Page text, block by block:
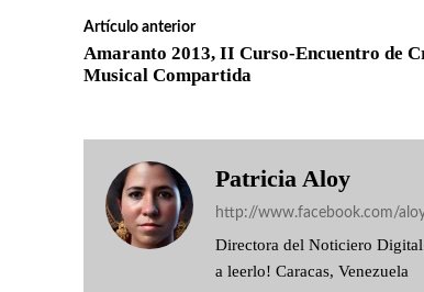
Artículo anterior
Amaranto 2013, II Curso-Encuentro de
Musical Compartida
Patricia Aloy
http://www.facebook.com/
Directora del Noticiero
a leerlo! Caracas, Venezuela